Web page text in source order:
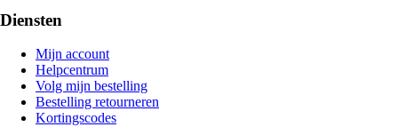
Diensten
Mijn account
Helpcentrum
Volg mijn bestelling
Bestelling retourneren
Kortingscodes